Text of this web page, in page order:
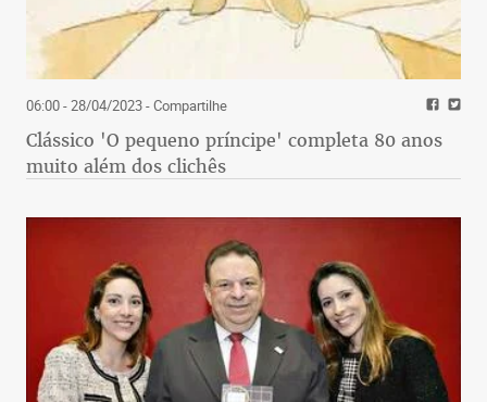
06:00 - 28/04/2023- Compartilhe
Clássico 'O pequeno príncipe' completa 80 anos
muito além dos clichês